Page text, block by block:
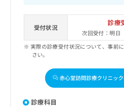
受付状況
診療
次回受付：明日
実際の診療受付状況について、事前
さい。
赤心堂訪問診療クリニッ
診療科目